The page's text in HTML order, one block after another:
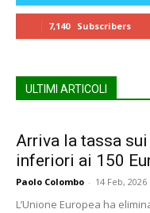
7,140 Subscribers
ULTIMI ARTICOLI
Arriva la tassa
inferiori ai 150
Paolo Colombo - 14 Feb, 2026
L’Unione Europea ha